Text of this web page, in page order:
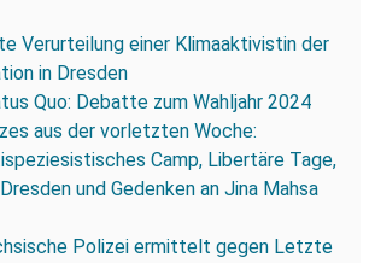
Verurteilung einer Klimaaktivistin der
in Dresden
Quo: Debatte zum Wahljahr 2024
aus der vorletzten Woche:
Camp, Libertäre Tage,
und Gedenken an Jina Mahsa
Polizei ermittelt gegen Letzte